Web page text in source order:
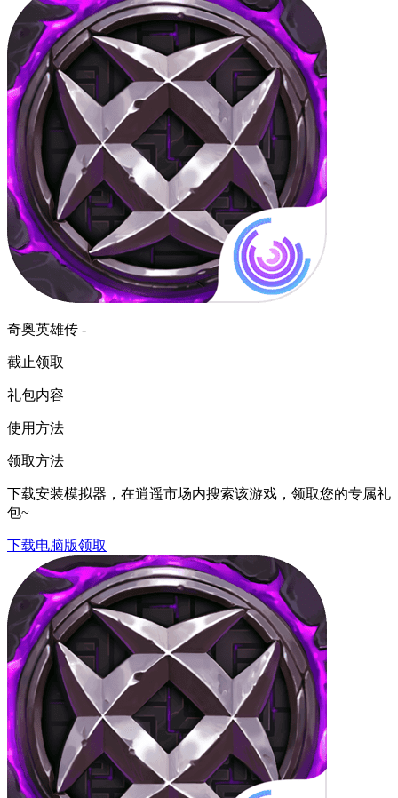
奇奥英雄传 -
截止领取
礼包内容
使用方法
领取方法
下载安装模拟器，在逍遥市场内搜索该游戏，领取您的专属礼
包~
下载电脑版领取